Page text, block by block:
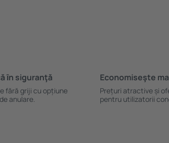
ȋn siguranţă
fără griji cu opțiune
anulare.
Economiseşte
Prețuri atractive și
pentru utilizatorii